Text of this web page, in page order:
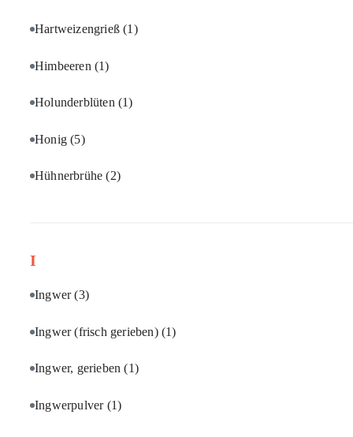
Hartweizengrieß(1)
Himbeeren (1)
Holunderblüten (1)
Honig(5)
Hühnerbrühe(2)
I
Ingwer(3)
Ingwer (frisch gerieben) (1)
Ingwer, gerieben(1)
Ingwerpulver (1)